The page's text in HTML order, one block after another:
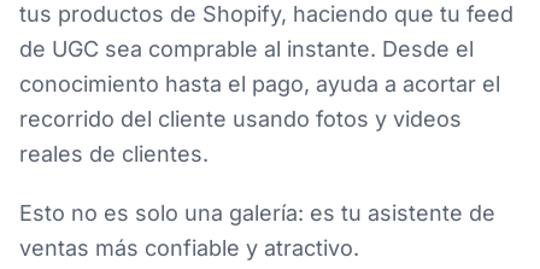
tus productos de Shopify, haciendo que tu feed
de UGC sea comprable al instante. Desde el
conocimiento hasta el pago, ayuda a acortar el
recorrido del cliente usando fotos y videos
reales de clientes.
Esto no es solo una galería: es tu asistente de
ventas más confiable y atractivo.